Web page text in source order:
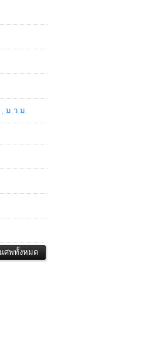
ม.ว.ม.